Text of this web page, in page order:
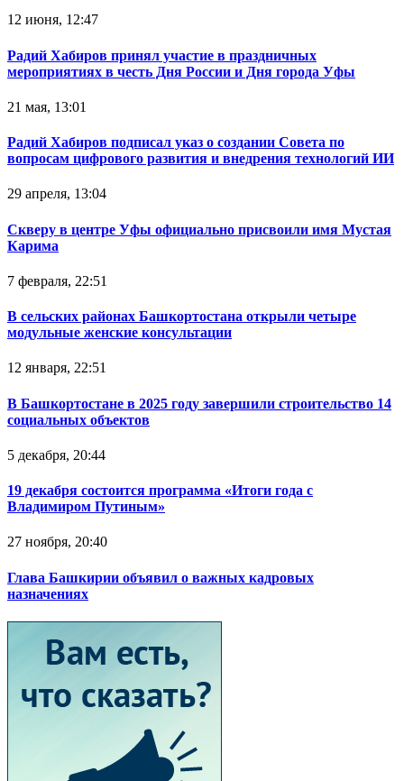
12 июня, 12:47
Радий Хабиров принял участие в праздничных
мероприятиях в честь Дня России и Дня города Уфы
21 мая, 13:01
Радий Хабиров подписал указ о создании Совета по
вопросам цифрового развития и внедрения технологий ИИ
29 апреля, 13:04
Скверу в центре Уфы официально присвоили имя Мустая
Карима
7 февраля, 22:51
В сельских районах Башкортостана открыли четыре
модульные женские консультации
12 января, 22:51
В Башкортостане в 2025 году завершили строительство 14
социальных объектов
5 декабря, 20:44
19 декабря состоится программа «Итоги года с
Владимиром Путиным»
27 ноября, 20:40
Глава Башкирии объявил о важных кадровых
назначениях